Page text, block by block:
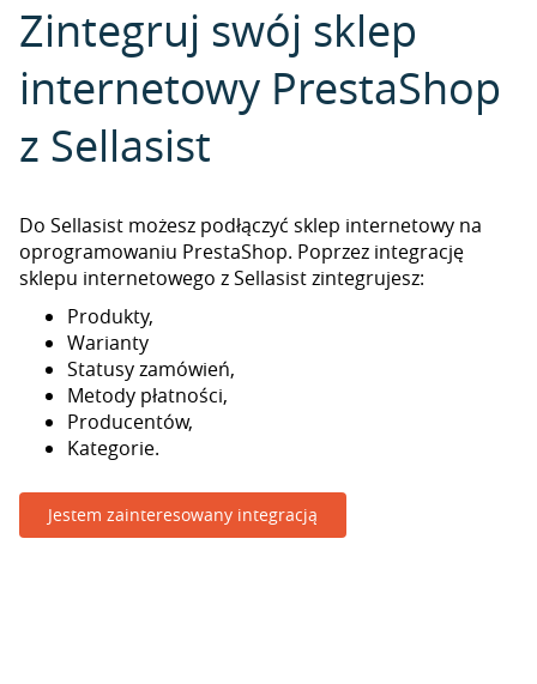
Zintegruj swój sklep
internetowy PrestaShop
z Sellasist
Do Sellasist możesz podłączyć sklep internetowy na
oprogramowaniu PrestaShop. Poprzez integrację
sklepu internetowego z Sellasist zintegrujesz:
Produkty,
Warianty
Statusy zamówień,
Metody płatności,
Producentów,
Kategorie.
Jestem zainteresowany integracją